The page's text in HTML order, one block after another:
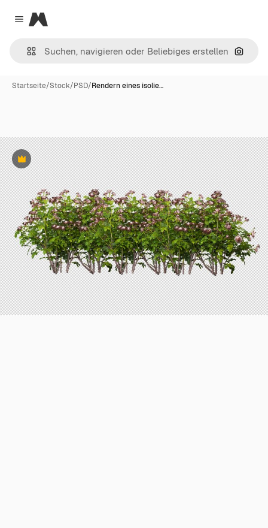
Close menu
Magnific
Nach
Startseite/Stock/PSD/Rendern eines isolie…
Premium